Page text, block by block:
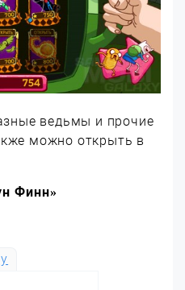
ведьмы и прочие
можно открыть в
Финн»